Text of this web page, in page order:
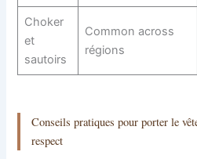
Choker
et
sautoirs
Common across
régions
Conseils pratiques pour porter le
respect